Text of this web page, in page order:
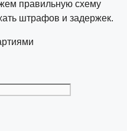
правильную схему
штрафов и задержек.